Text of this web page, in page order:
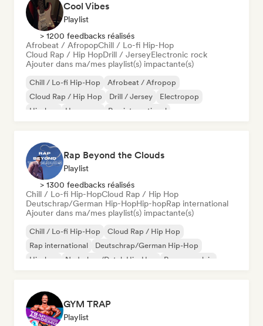
Cool Vibes
Playlist
> 1200 feedbacks réalisés
Afrobeat / AfropopChill / Lo-fi Hip-Hop
Cloud Rap / Hip HopDrill / JerseyElectronic rock
Ajouter dans ma/mes playlist(s) impactante(s)
Chill / Lo-fi Hip-Hop
Afrobeat / Afropop
Cloud Rap / Hip Hop
Drill / Jersey
Electropop
Hip-hop
Hyperpop Rap international
Rap Beyond the Clouds
Playlist
> 1300 feedbacks réalisés
Chill / Lo-fi Hip-HopCloud Rap / Hip Hop
Deutschrap/German Hip-HopHip-hopRap international
Ajouter dans ma/mes playlist(s) impactante(s)
Chill / Lo-fi Hip-Hop
Cloud Rap / Hip Hop
Rap international
Deutschrap/German Hip-Hop
Hip-hop
Nederhop/Dutch Hip-Hop
Rap en anglais
GYM TRAP
Playlist